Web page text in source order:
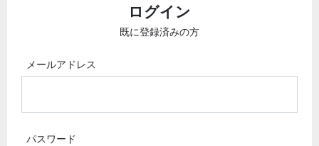
ログイン
既に登録済みの方
メールアドレス
パスワード